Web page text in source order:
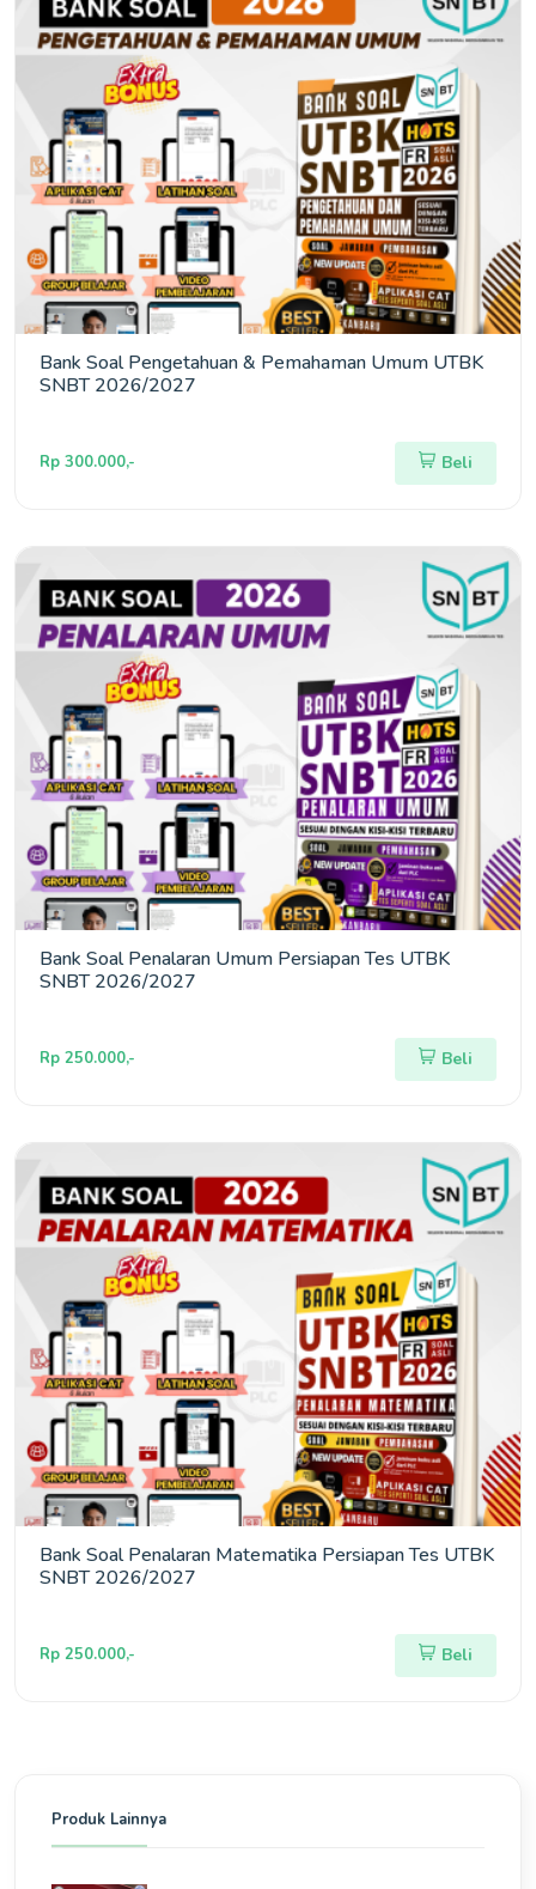
Bank Soal Pengetahuan & Pemahaman Umum UTBK
SNBT 2026/2027
Rp 300.000,- Beli
Bank Soal Penalaran Umum Persiapan Tes UTBK
SNBT 2026/2027
Rp 250.000,- Beli
Bank Soal Penalaran Matematika Persiapan Tes UTBK
SNBT 2026/2027
Rp 250.000,- Beli
Produk Lainnya